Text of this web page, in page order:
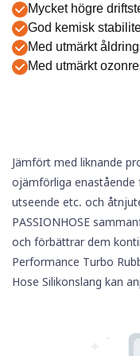
Mycket högre
God kemisk
Med utmärkt
Med utmärkt
Jämfört med liknande
ojämförliga enastående
utseende etc. och
PASSIONHOSE
och förbättrar dem
Performance Turbo
Hose Silikonslang kan